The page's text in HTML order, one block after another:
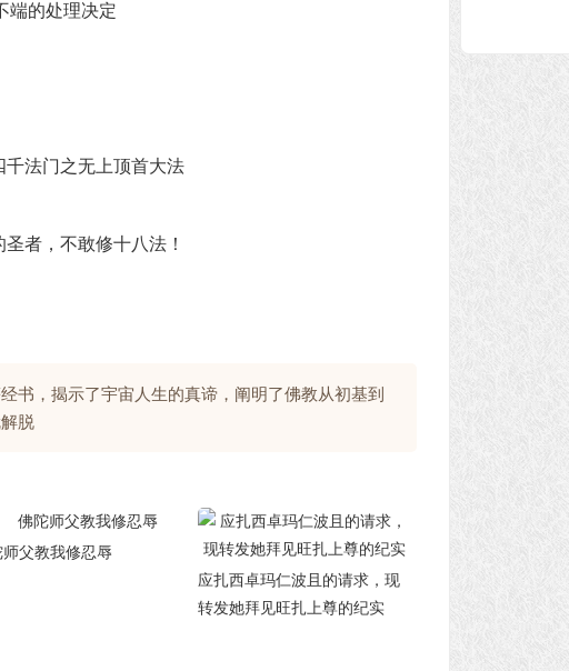
端的处理决定
法门之无上顶首大法
者，不敢修十八法！
书，揭示了宇宙人生的真谛，阐明了佛教从初基到
脱
师父教我修忍辱
应扎西卓玛仁波且的请求，现
转发她拜见旺扎上尊的纪实